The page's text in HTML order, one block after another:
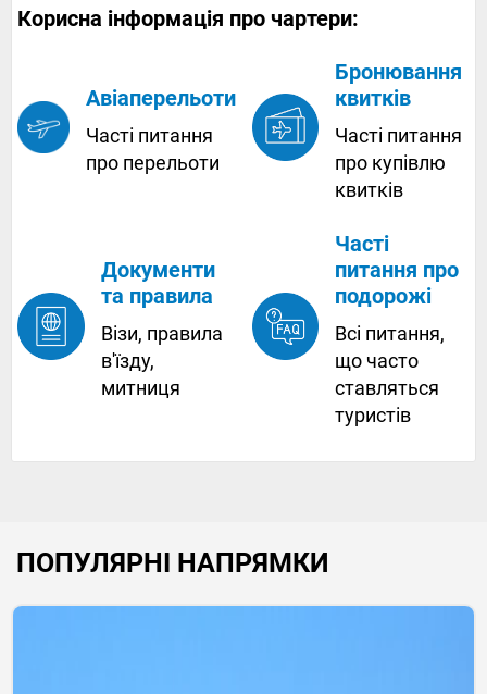
Корисна інформація про чартери:
Авіаперельоти
Часті питання
про перельоти
Бронювання
квитків
Часті питання
про купівлю
квитків
Документи
та правила
Візи, правила
в'їзду,
митниця
Часті
питання про
подорожі
Всі питання,
що часто
ставляться
туристів
ПОПУЛЯРНІ НАПРЯМКИ